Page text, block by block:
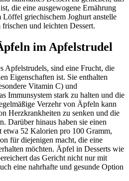
die eine ausgewogene Ernährung
griechischem Joghurt anstelle
und leichten Dessert.
im Apfelstrudel
Apfelstrudels, sind eine Frucht, die
Eigenschaften ist. Sie enthalten
Vitamin C) und
Immunsystem stark zu halten und die
Verzehr von Äpfeln kann
Herzkrankheiten zu senken und die
Darüber hinaus haben sie einen
52 Kalorien pro 100 Gramm,
für diejenigen macht, die eine
möchten. Äpfel in Desserts wie
das Gericht nicht nur mit
eine nahrhafte und gesunde Option